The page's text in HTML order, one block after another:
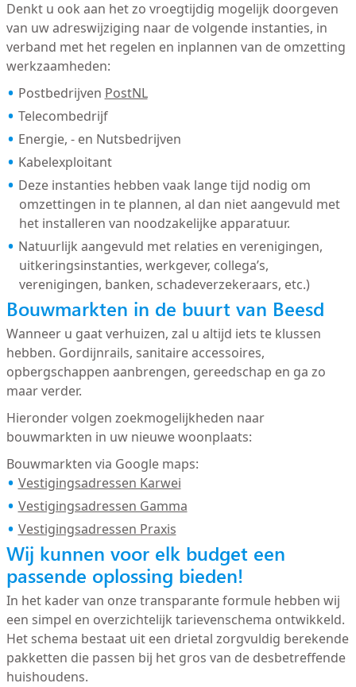
Denkt u ook aan het zo vroegtijdig mogelijk doorgeven
van uw adreswijziging naar de volgende instanties, in
verband met het regelen en inplannen van de omzetting
werkzaamheden:
Postbedrijven PostNL
Telecombedrijf
Energie, - en Nutsbedrijven
Kabelexploitant
Deze instanties hebben vaak lange tijd nodig om
omzettingen in te plannen, al dan niet aangevuld met
het installeren van noodzakelijke apparatuur.
Natuurlijk aangevuld met relaties en verenigingen,
uitkeringsinstanties, werkgever, collega’s,
verenigingen, banken, schadeverzekeraars, etc.)
Bouwmarkten in de buurt van Beesd
Wanneer u gaat verhuizen, zal u altijd iets te klussen
hebben. Gordijnrails, sanitaire accessoires,
opbergschappen aanbrengen, gereedschap en ga zo
maar verder.
Hieronder volgen zoekmogelijkheden naar
bouwmarkten in uw nieuwe woonplaats:
Bouwmarkten via Google maps:
Vestigingsadressen Karwei
Vestigingsadressen Gamma
Vestigingsadressen Praxis
Wij kunnen voor elk budget een
passende oplossing bieden!
In het kader van onze transparante formule hebben wij
een simpel en overzichtelijk tarievenschema ontwikkeld.
Het schema bestaat uit een drietal zorgvuldig berekende
pakketten die passen bij het gros van de desbetreffende
huishoudens.